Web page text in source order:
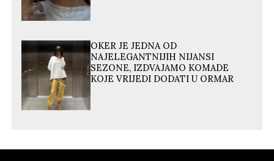
OKER JE JEDNA OD
NAJELEGANTNIJIH NIJANSI
SEZONE, IZDVAJAMO KOMADE
KOJE VRIJEDI DODATI U ORMAR